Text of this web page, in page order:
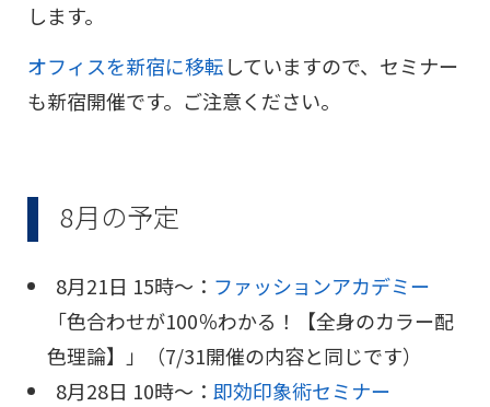
します。
オフィスを新宿に移転していますので、セミナー
も新宿開催です。ご注意ください。
8月の予定
8月21日 15時〜： ファッションアカデミー
「色合わせが100％わかる！【全身のカラー配
色理論】」（7/31開催の内容と同じです）
8月28日 10時〜：即効印象術セミナー